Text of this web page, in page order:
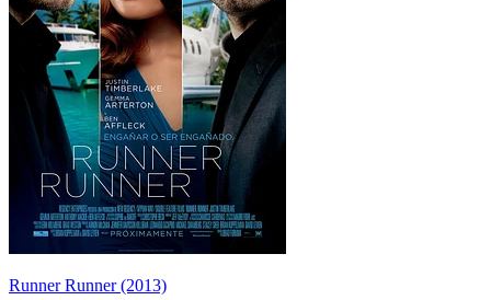
Runner Runner (2013)